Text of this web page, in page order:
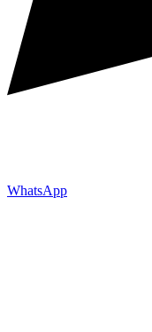
WhatsApp